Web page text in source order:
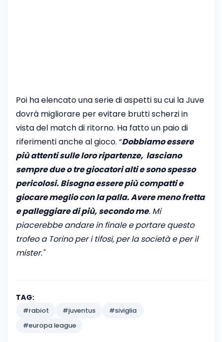
Poi ha elencato una serie di aspetti su cui la Juve
dovrà migliorare per evitare brutti scherzi in
vista del match di ritorno. Ha fatto un paio di
riferimenti anche al gioco. “Dobbiamo essere
più attenti sulle loro ripartenze, lasciano
sempre due o tre giocatori alti e sono spesso
pericolosi. Bisogna essere più compatti e
giocare meglio con la palla. Avere meno fretta
e palleggiare di più, secondo me. Mi
piacerebbe andare in finale e portare questo
trofeo a Torino per i tifosi, per la società e per il
mister."
TAG:
#rabiot #juventus
#siviglia
#europa league